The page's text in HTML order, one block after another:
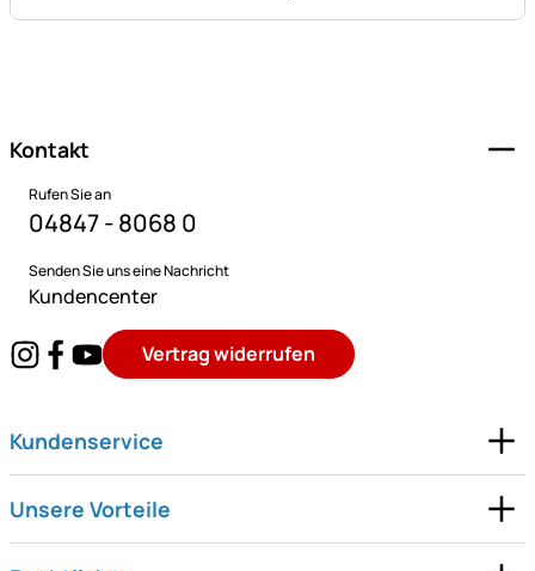
Kontakt
Rufen Sie an
04847 - 8068 0
Senden Sie uns eine Nachricht
Kundencenter
Vertrag widerrufen
Kundenservice
Unsere Vorteile